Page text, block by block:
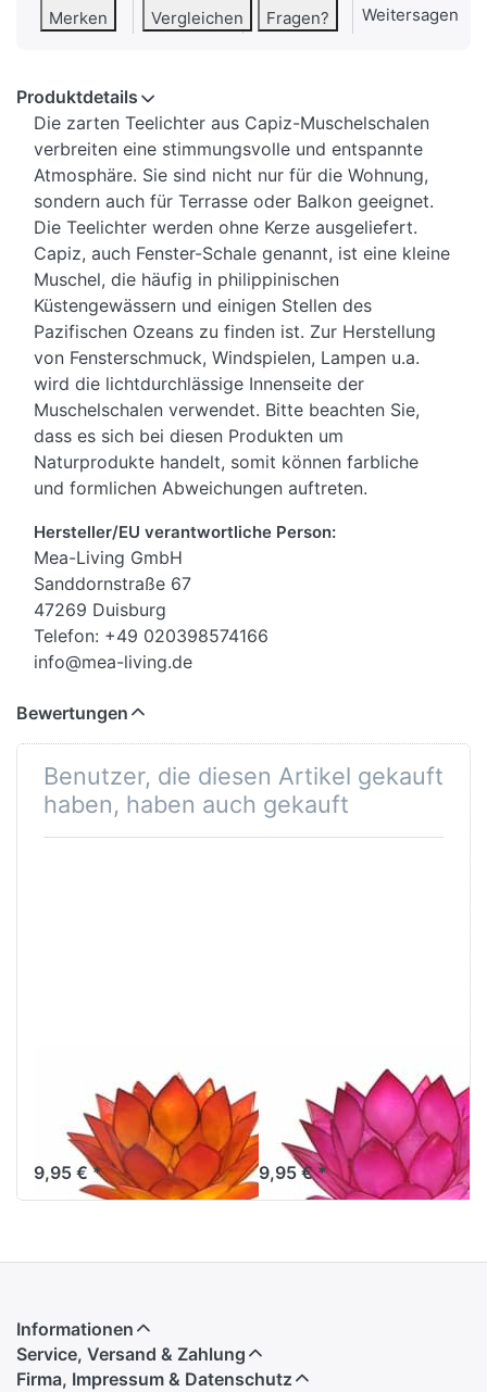
Merken Vergleichen Fragen? Weitersagen
Produktdetails
Die zarten Teelichter aus Capiz-Muschelschalen
verbreiten eine stimmungsvolle und entspannte
Atmosphäre. Sie sind nicht nur für die Wohnung,
sondern auch für Terrasse oder Balkon geeignet.
Die Teelichter werden ohne Kerze ausgeliefert.
Capiz, auch Fenster-Schale genannt, ist eine kleine
Muschel, die häufig in philippinischen
Küstengewässern und einigen Stellen des
Pazifischen Ozeans zu finden ist. Zur Herstellung
von Fensterschmuck, Windspielen, Lampen u.a.
wird die lichtdurchlässige Innenseite der
Muschelschalen verwendet. Bitte beachten Sie,
dass es sich bei diesen Produkten um
Naturprodukte handelt, somit können farbliche
und formlichen Abweichungen auftreten.
Hersteller/EU verantwortliche Person:
Mea-Living GmbH
Sanddornstraße 67
47269 Duisburg
Telefon: +49 020398574166
info@mea-living.de
Bewertungen
Benutzer, die diesen Artikel gekauft
haben, haben auch gekauft
Lotus-Licht
Morgentau
warmes orange
9,95 € *
Lotus-Licht
Morgentau
beeriges pink
9,95 € *
Informationen
Service, Versand & Zahlung
Firma, Impressum & Datenschutz